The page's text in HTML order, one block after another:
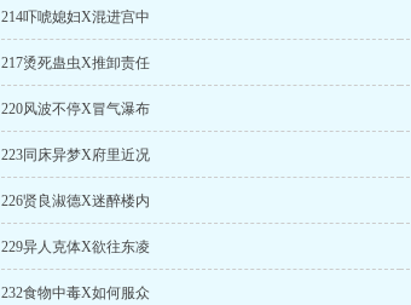
214吓唬媳妇X混进宫中
217烫死蛊虫X推卸责任
220风波不停X冒气瀑布
223同床异梦X府里近况
226贤良淑德X迷醉楼内
229异人克体X欲往东凌
232食物中毒X如何服众